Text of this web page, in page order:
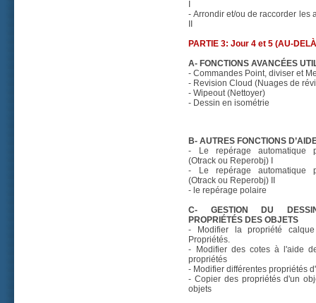
- Arrondir et/ou de raccorder les
PARTIE 3: Jour 4 et 5 (AU-
A- FONCTIONS AVANCÉES
- Commandes Point, diviser et
- Revision Cloud (Nuages de
- Wipeout (Nettoyer)
- Dessin en isométrie
B- AUTRES FONCTIONS
- Le repérage automatique
(Otrack ou Reperobj) I
- Le repérage automatique
(Otrack ou Reperobj) II
- le repérage polaire
C- GESTION DU
PROPRIÉTÉS DES OBJETS
- Modifier la propriété
Propriétés.
- Modifier des cotes à l'aide
propriétés
- Modifier différentes propriétés
- Copier des propriétés d'un
objets